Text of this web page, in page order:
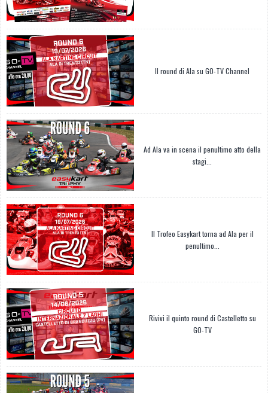
Il round di Ala su GO-TV Channel
Ad Ala va in scena il penultimo atto della
stagi...
Il Trofeo Easykart torna ad Ala per il
penultimo...
Rivivi il quinto round di Castelletto su
GO-TV